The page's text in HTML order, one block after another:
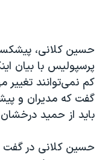
گالری عکس
آرشیو پخش زنده
اعتراضات زن، زندگی،
مجموعه مستندهای
تریبونال مردمی آبان ۹۸
دادگاه حمید نوری
قانون شفافیت دارائی
حسین کلانی،
پرسپولیس با بیان
کم نمی‌توانند
گفت که مدیران و
باید از حمید
حسین کلانی در گفت